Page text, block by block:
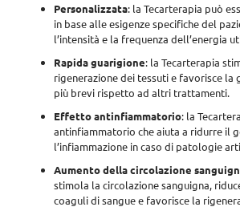
Personalizzata: la Tecarterapia può
in base alle esigenze specifiche del
l’intensità e la frequenza dell’energia
Rapida guarigione: la Tecarterapia
rigenerazione dei tessuti e favorisce la
più brevi rispetto ad altri trattamenti.
Effetto antinfiammatorio: la
antinfiammatorio che aiuta a ridurre il
l’infiammazione in caso di patologie
Aumento della circolazione
stimola la circolazione sanguigna,
coaguli di sangue e favorisce la